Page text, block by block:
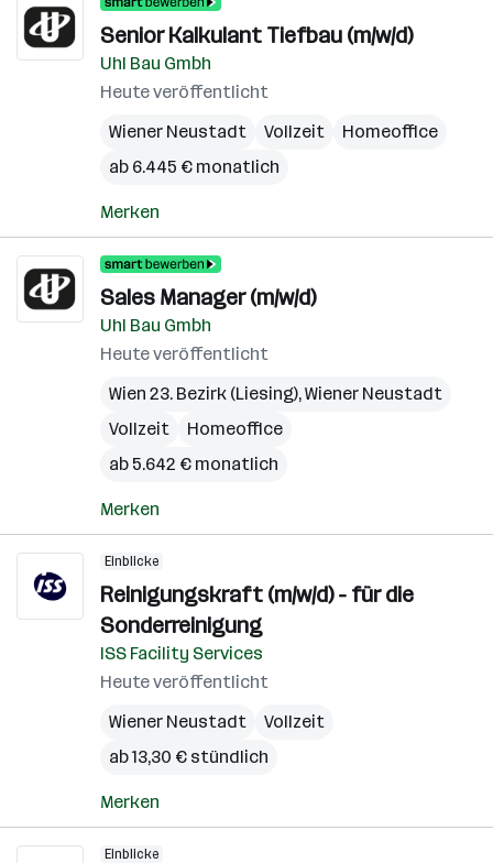
Senior Kalkulant Tiefbau (m/w/d)
Uhl Bau Gmbh
Heute veröffentlicht
Wiener Neustadt
Vollzeit
Homeoffice
ab 6.445 € monatlich
Merken
Sales Manager (m/w/d)
Uhl Bau Gmbh
Heute veröffentlicht
Wien 23. Bezirk (Liesing),Wiener Neustadt
Vollzeit
Homeoffice
ab 5.642 € monatlich
Merken
Einblicke
Reinigungskraft (m/w/d) - für die
Sonderreinigung
ISS Facility Services
Heute veröffentlicht
Wiener Neustadt
Vollzeit
ab 13,30 € stündlich
Merken
Einblicke